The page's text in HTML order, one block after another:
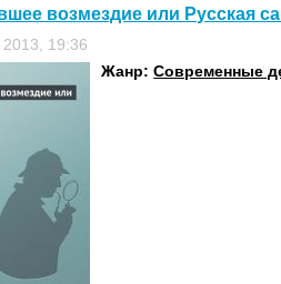
возмездие или Русская
19:36
Жанр:Современные